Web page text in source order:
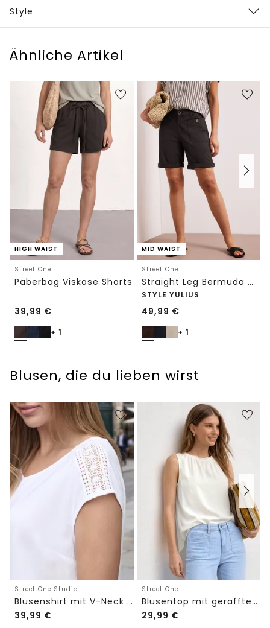
Style
Ähnliche Artikel
HIGH WAIST
Street One
Paberbag Viskose Shorts
39,99 €
+ 1
MID WAIST
Street One
Straight Leg Bermuda mit Turn-Up
STYLE YULIUS
49,99 €
+ 1
Blusen, die du lieben wirst
Street One Studio
Blusenshirt mit V-Neck und Spitze
39,99 €
Street One
Blusentop mit gerafftem Rundhals
29,99 €